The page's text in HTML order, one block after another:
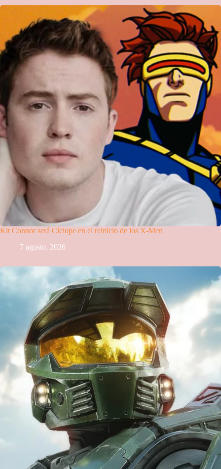
Kit Connor será Cíclope en el reinicio de los X-Men
7 agosto, 2026